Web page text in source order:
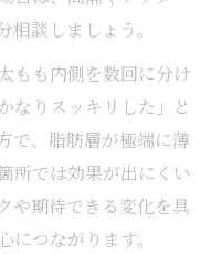
談しましょう。
もも内側を数回に分け
なりスッキリした」と
で、脂肪層が極端に薄
所では効果が出にくい
や期待できる変化を具
つながります。